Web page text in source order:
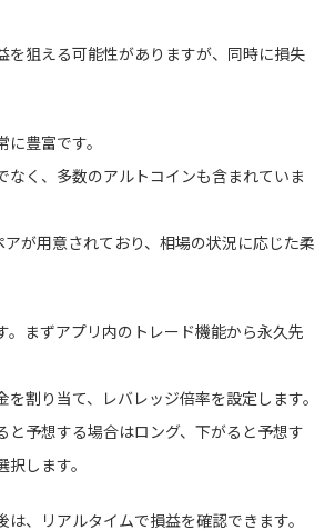
を狙える可能性がありますが、同時に損失
豊富です。
なく、多数のアルトコインも含まれていま
が用意されており、相場の状況に応じた柔
。まずアプリ内のトレード機能から永久先
割り当て、レバレッジ倍率を設定します。
と予想する場合はロング、下がると予想す
します。
、リアルタイムで損益を確認できます。